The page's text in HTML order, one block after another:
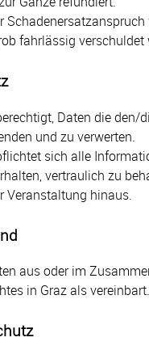
fahrlässig
Daten die den/
und zu verwerten.
sich alle
vertraulich zu
Veranstaltung hinaus.
aus oder im
in Graz als vereinbart.